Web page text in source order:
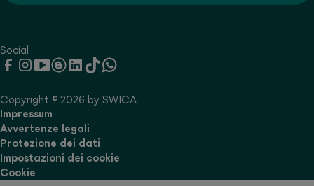
Social
Copyright © 2026 by SWICA
Impressum
Avvertenze legali
Protezione dei dati
Impostazioni dei cookie
Cookie